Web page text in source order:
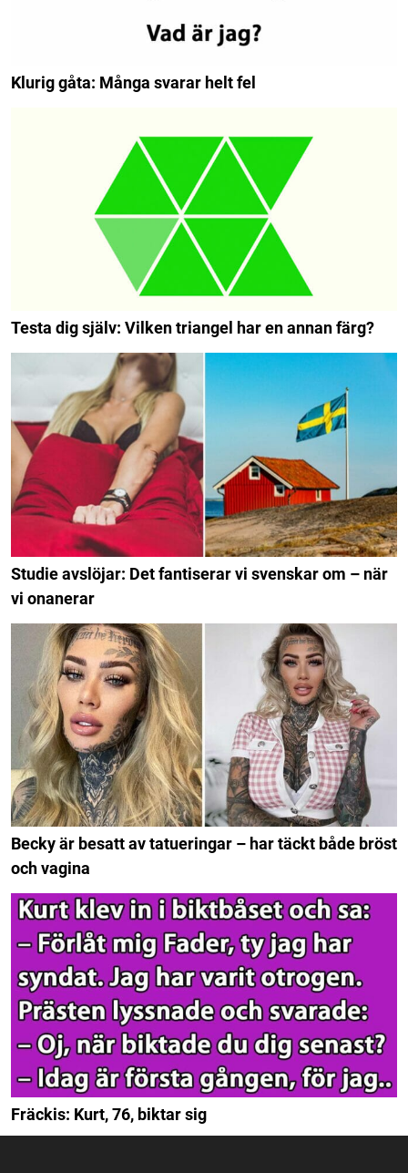
Klurig gåta: Många svarar helt fel
Testa dig själv: Vilken triangel har en annan färg?
Studie avslöjar: Det fantiserar vi svenskar om – när
vi onanerar
Becky är besatt av tatueringar – har täckt både bröst
och vagina
Fräckis: Kurt, 76, biktar sig